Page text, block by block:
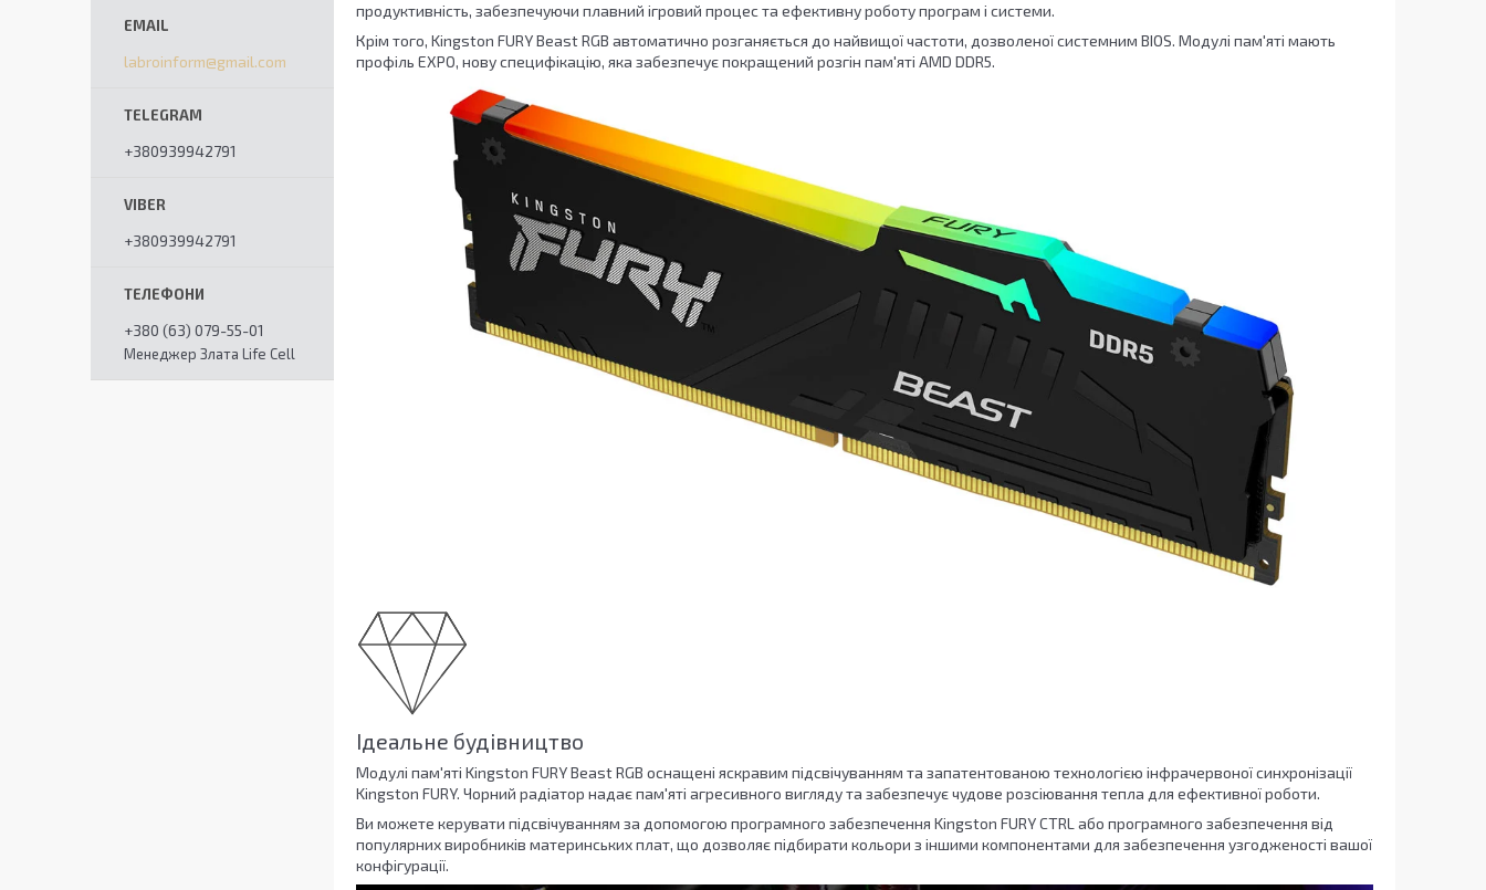
продуктивність, забезпечуючи плавний ігровий процес та ефективну роботу програм і системи.
Крім того, Kingston FURY Beast RGB автоматично розганяється до найвищої частоти, дозволеної системним BIOS. Модулі пам'яті мають
профіль EXPO, нову специфікацію, яка забезпечує покращений розгін пам'яті AMD DDR5.
Ідеальне будівництво
Модулі пам'яті Kingston FURY Beast RGB оснащені яскравим підсвічуванням та запатентованою технологією інфрачервоної синхронізації
Kingston FURY. Чорний радіатор надає пам'яті агресивного вигляду та забезпечує чудове розсіювання тепла для ефективної роботи.
Ви можете керувати підсвічуванням за допомогою програмного забезпечення Kingston FURY CTRL або програмного забезпечення від
популярних виробників материнських плат, що дозволяє підбирати кольори з іншими компонентами для забезпечення узгодженості вашої
конфігурації.
labroinform@gmail.com
+380939942791
+380939942791
+380 (63) 079-55-01
Менеджер Злата Life Cell